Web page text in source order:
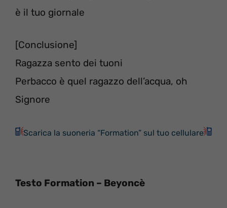
è il tuo giornale
[Conclusione]
Ragazza sento dei tuoni
Perbacco è quel ragazzo dell’acqua, oh
Signore
Scarica la suoneria “Formation” sul tuo cellulare
Testo Formation – Beyoncè